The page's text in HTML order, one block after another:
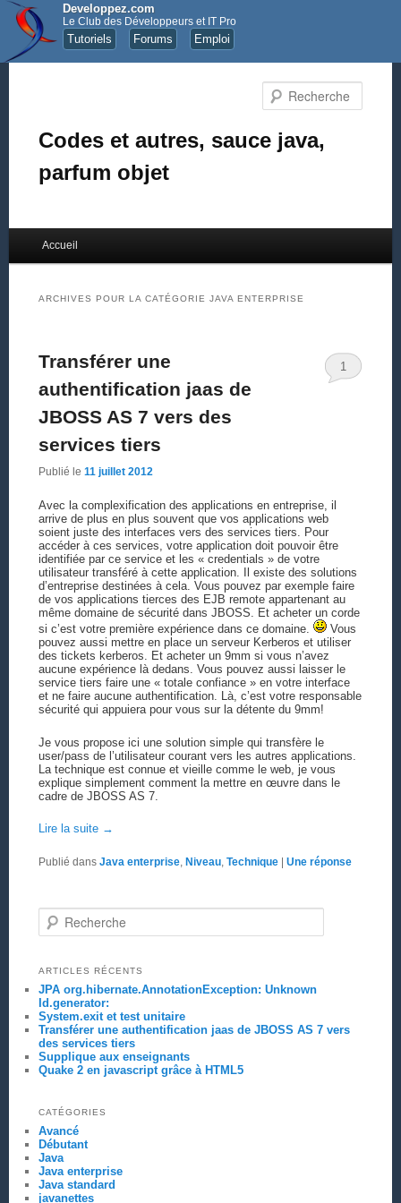
Developpez.com
Le Club des Développeurs et IT Pro
Tutoriels Forums Emploi
Codes et autres, sauce java,
parfum objet
Aller au contenu principal
Aller au contenu secondaire
Accueil
ARCHIVES POUR LA CATÉGORIE JAVA ENTERPRISE
Transférer une
authentification jaas de
JBOSS AS 7 vers des
services tiers
Publié le 11 juillet 2012
1
Avec la complexification des applications en entreprise, il
arrive de plus en plus souvent que vos applications web
soient juste des interfaces vers des services tiers. Pour
accéder à ces services, votre application doit pouvoir être
identifiée par ce service et les « credentials » de votre
utilisateur transféré à cette application. Il existe des solutions
d’entreprise destinées à cela. Vous pouvez par exemple faire
de vos applications tierces des EJB remote appartenant au
même domaine de sécurité dans JBOSS. Et acheter un corde
si c’est votre première expérience dans ce domaine.
Vous
pouvez aussi mettre en place un serveur Kerberos et utiliser
des tickets kerberos. Et acheter un 9mm si vous n’avez
aucune expérience là dedans. Vous pouvez aussi laisser le
service tiers faire une « totale confiance » en votre interface
et ne faire aucune authentification. Là, c’est votre responsable
sécurité qui appuiera pour vous sur la détente du 9mm!
Je vous propose ici une solution simple qui transfère le
user/pass de l’utilisateur courant vers les autres applications.
La technique est connue et vieille comme le web, je vous
explique simplement comment la mettre en œuvre dans le
cadre de JBOSS AS 7.
Lire la suite →
Publié dans Java enterprise, Niveau, Technique | Uneréponse
Recherche
ARTICLES RÉCENTS
JPA org.hibernate.AnnotationException: Unknown
Id.generator:
System.exit et test unitaire
Transférer une authentification jaas de JBOSS AS 7 vers
des services tiers
Supplique aux enseignants
Quake 2 en javascript grâce à HTML5
CATÉGORIES
Avancé
Débutant
Java
Java enterprise
Java standard
javanettes